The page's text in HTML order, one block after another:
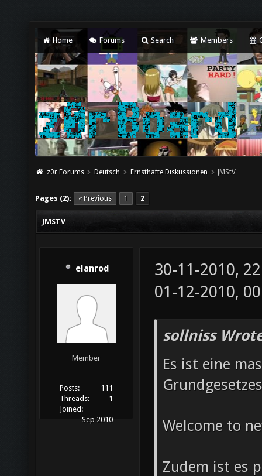
Home Forums Search Members
z0r Forums Deutsch Ernsthafte Diskussionen JMStV
Pages (2): « Previous 1 2
JMSTV
elanrod
Member
Posts:
111
Threads:
1
Joined:
Sep 2010
30-11-2010,
01-12-2010,
sollniss
Es ist eine
Welcome to
Zudem ist es